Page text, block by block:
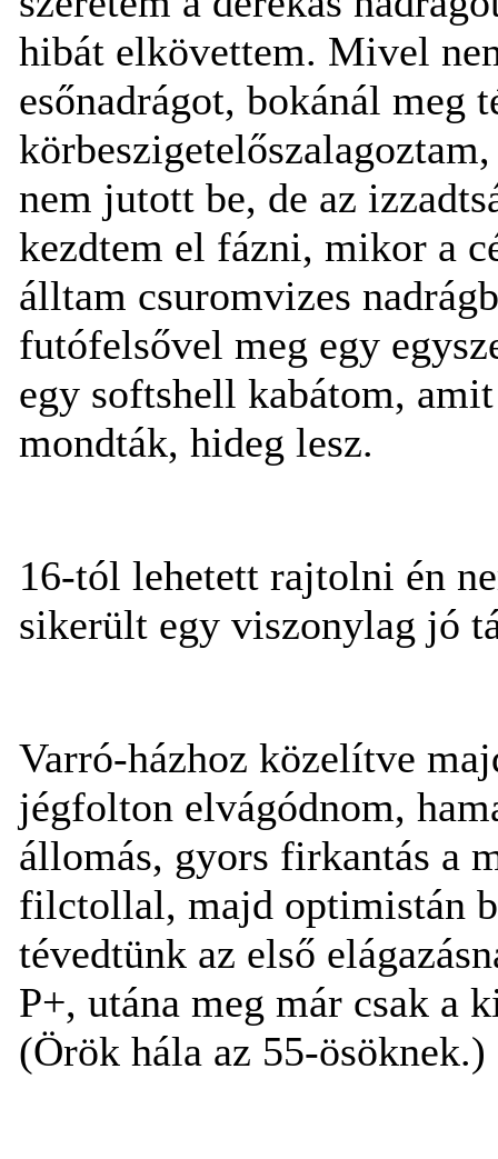
hibát elkövettem. Mivel
esőnadrágot, bokánál meg
nem jutott be, de az
kezdtem el fázni, mikor a
álltam csuromvizes
futófelsővel meg egy
egy softshell kabátom,
mondták, hideg lesz.
16-tól lehetett rajtolni én
sikerült egy viszonylag jó
Varró-házhoz közelítve
jégfolton elvágódnom,
állomás, gyors firkantás a
filctollal, majd optimistán
tévedtünk az első
P+, utána meg már csak a
(Örök hála az 55-ösöknek.)